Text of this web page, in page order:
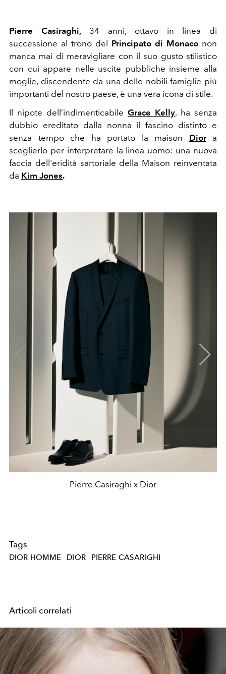
Pierre Casiraghi,34 anni, ottavo in linea di
successione al trono del Principato di Monaco non
manca mai di meravigliare con il suo gusto stilistico
con cui appare nelle uscite pubbliche insieme alla
moglie, discendente da una delle nobili famiglie più
importanti del nostro paese, è una vera icona di stile.
Il nipote dell’indimenticabile Grace Kelly, ha senza
dubbio ereditato dalla nonna il fascino distinto e
senza tempo che ha portato la maison Diora
sceglierlo per interpretare la linea uomo: una nuova
faccia dell'eridità sartoriale della Maison reinventata
da Kim Jones.
Pierre Casiraghi x Dior
Tags
DIOR HOMME DIOR PIERRE CASARIGHI
Articoli correlati